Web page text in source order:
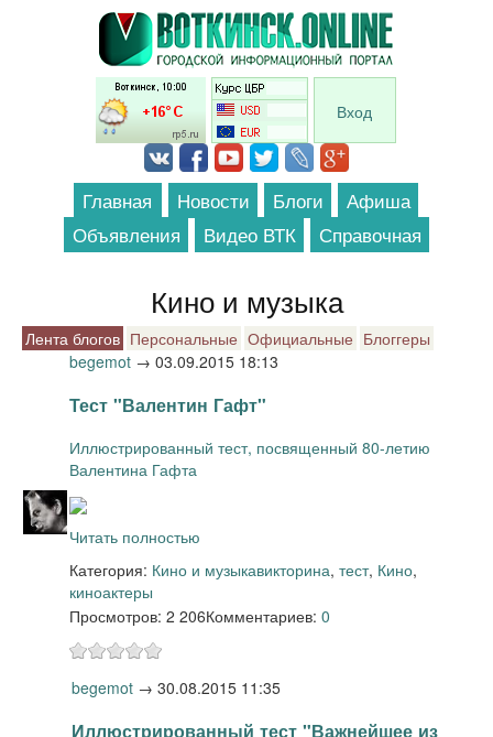
Перейти к основному содержанию
Вход
Главная Новости Блоги
Афиша
Объявления
Видео ВТК Справочная
Кино и музыка
Лента блогов Персональные Официальные Блоггеры
begemot → 03.09.2015 18:13
Тест "Валентин Гафт"
Иллюстрированный тест, посвященный 80-летию
Валентина Гафта
Читать полностью
Категория: Кино и музыкавикторина, тест, Кино,
киноактеры
Просмотров: 2 206Комментариев: 0
begemot → 30.08.2015 11:35
Иллюстрированный тест "Важнейшее из